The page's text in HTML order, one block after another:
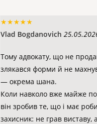
★★★★★
Vlad Bogdanovich
Тому адвокату, що не
злякався форми й не
— окрема шана.
Коли навколо вже майже
він зробив те, що і має
захисник: не грав виставу,